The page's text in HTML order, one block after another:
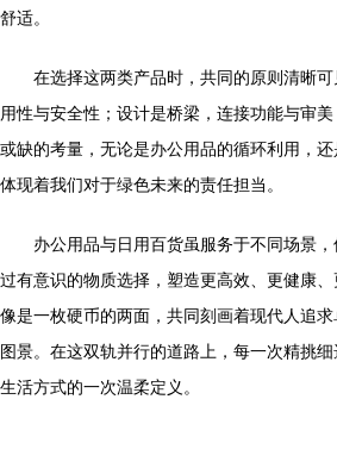
舒适。
在选择这两类产品时，共同的原则清晰
用性与安全性；设计是桥梁，连接功能与审
或缺的考量，无论是办公用品的循环利用，
体现着我们对于绿色未来的责任担当。
办公用品与日用百货虽服务于不同场景
过有意识的物质选择，塑造更高效、更健康
像是一枚硬币的两面，共同刻画着现代人追
图景。在这双轨并行的道路上，每一次精挑
生活方式的一次温柔定义。